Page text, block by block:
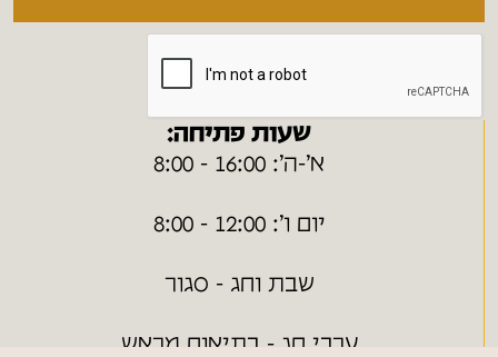
שעות פתיחה:
א׳-ה׳: 16:00 - 8:00
יום ו׳: 12:00 - 8:00
שבת וחג - סגור
ערבי חג - בתיאום מראש